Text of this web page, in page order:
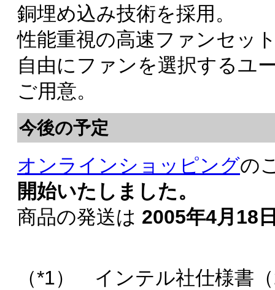
銅埋め込み技術を採用。
性能重視の高速ファンセッ
自由にファンを選択するユ
ご用意。
今後の予定
オンラインショッピングの
開始いたしました。
商品の発送は 2005年4月18
（*1） インテル社仕様書